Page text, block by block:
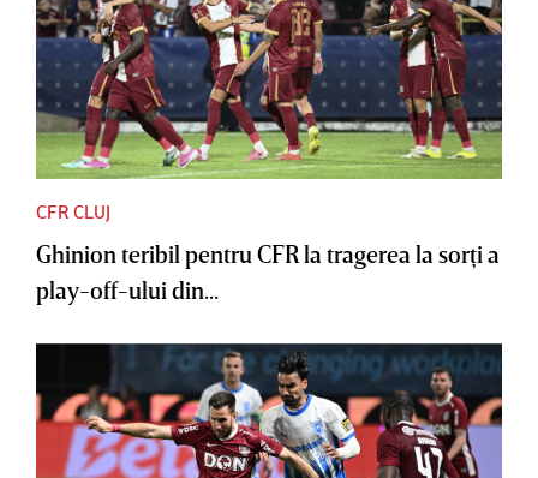
CFR CLUJ
Ghinion teribil pentru CFR la tragerea la sorţi a
play-off-ului din...